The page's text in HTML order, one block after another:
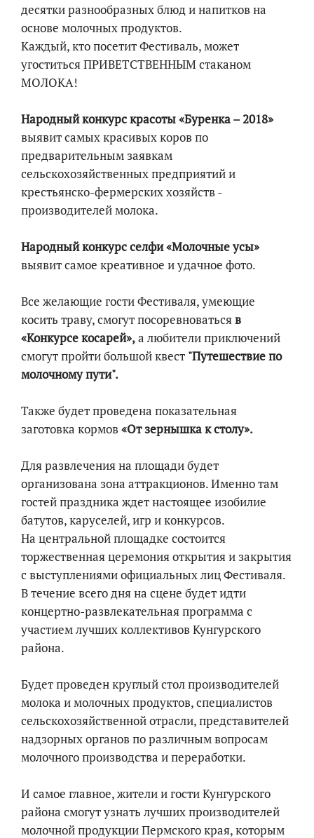
десятки разнообразных блюд и напитков на
основе молочных продуктов.
Каждый, кто посетит Фестиваль, может
угоститься ПРИВЕТСТВЕННЫМ стаканом
МОЛОКА!
Народный конкурс красоты «Буренка – 2018»
выявит самых красивых коров по
предварительным заявкам
сельскохозяйственных предприятий и
крестьянско-фермерских хозяйств -
производителей молока.
Народный конкурс селфи «Молочные усы»
выявит самое креативное и удачное фото.
Все желающие гости Фестиваля, умеющие
косить траву, смогут посоревноватьсяв
«Конкурсе косарей»,а любители приключений
смогут пройти большой квест "Путешествие по
молочному пути".
Также будет проведена показательная
заготовка кормов«От зернышка к столу».
Для развлечения на площади будет
организована зона аттракционов. Именно там
гостей праздника ждет настоящее изобилие
батутов, каруселей, игр и конкурсов.
На центральной площадке состоится
торжественная церемония открытия и закрытия
с выступлениями официальных лиц Фестиваля.
В течение всего дня на сцене будет идти
концертно-развлекательная программа с
участием лучших коллективов Кунгурского
района.
Будет проведен круглый стол производителей
молока и молочных продуктов, специалистов
сельскохозяйственной отрасли, представителей
надзорных органов по различным вопросам
молочного производства и переработки.
И самое главное, жители и гости Кунгурского
района смогут узнать лучших производителей
молочной продукции Пермского края, которым